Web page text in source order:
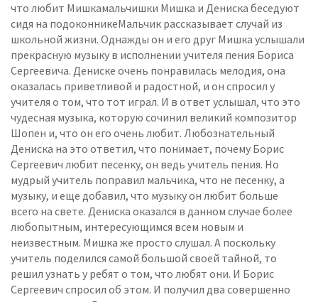
что любит Мишкамальчишки Мишка и Дениска беседуют
сидя на подоконникеМальчик рассказывает случай из
школьной жизни. Однажды он и его друг Мишка услышали
прекрасную музыку в исполнении учителя пения Бориса
Сергеевича. Дениске очень понравилась мелодия, она
оказалась приветливой и радостной, и он спросил у
учителя о том, что тот играл. И в ответ услышал, что это
чудесная музыка, которую сочинил великий композитор
Шопен и, что он его очень любит. Любознательный
Дениска на это ответил, что понимает, почему Борис
Сергеевич любит песенку, он ведь учитель пения. Но
мудрый учитель поправил мальчика, что не песенку, а
музыку, и еще добавил, что музыку он любит больше
всего на свете. Дениска оказался в данном случае более
любопытным, интересующимся всем новым и
неизвестным. Мишка же просто слушал. А поскольку
учитель поделился самой большой своей тайной, то
решил узнать у ребят о том, что любят они. И Борис
Сергеевич спросил об этом. И получил два совершенно